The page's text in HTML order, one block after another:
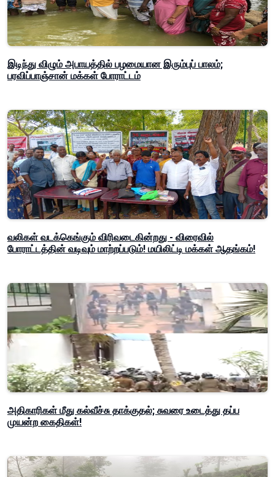
இடிந்து விழும் அபாயத்தில் பழமையான இரும்புப் பாலம்;
பரவிப்பாஞ்சான் மக்கள் போராட்டம்
வலிகள் வடக்கெங்கும் விரிவடைகின்றது - விரைவில்
போராட்டத்தின் வடிவும் மாற்றப்படும்! மயிலிட்டி மக்கள் ஆதங்கம்!
அதிகாரிகள் மீது கல்வீச்சு தாக்குதல்; சுவரை உடைத்து தப்ப
முயன்ற கைதிகள்!